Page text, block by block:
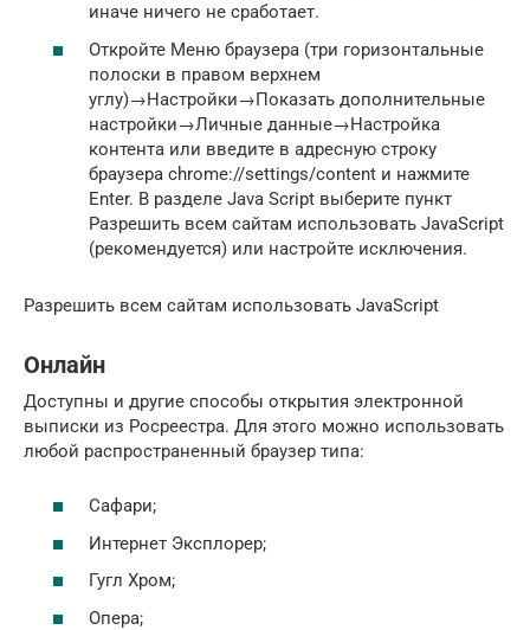
иначе ничего не сработает.
Откройте Меню браузера (три горизонтальные
полоски в правом верхнем
углу)→Настройки→Показать дополнительные
настройки→Личные данные→Настройка
контента или введите в адресную строку
браузера chrome://settings/content и нажмите
Enter. В разделе Java Script выберите пункт
Разрешить всем сайтам использовать JavaScript
(рекомендуется) или настройте исключения.
Разрешить всем сайтам использовать JavaScript
Онлайн
Доступны и другие способы открытия электронной
выписки из Росреестра. Для этого можно использовать
любой распространенный браузер типа:
Сафари;
Интернет Эксплорер;
Гугл Хром;
Опера;